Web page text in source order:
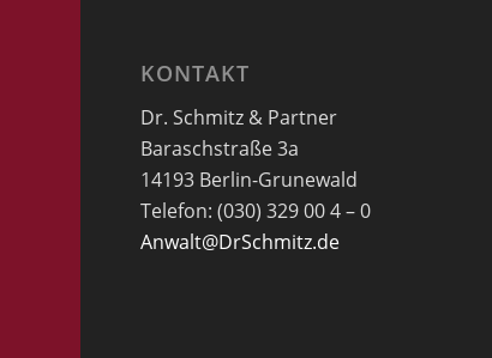
KONTAKT
Dr. Schmitz & Partner
Baraschstraße 3a
14193 Berlin-Grunewald
Telefon: (030) 329 00 4 – 0
Anwalt@DrSchmitz.de